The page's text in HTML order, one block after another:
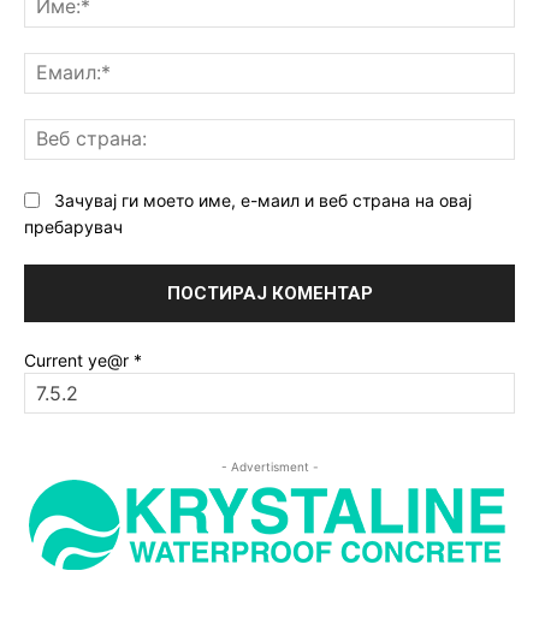
Зачувај ги моето име, е-маил и веб страна на овај
пребарувач
Current ye@r *
- Advertisment -